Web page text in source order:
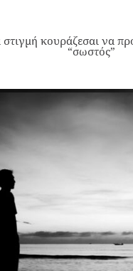
κουράζεσαι να
“σωστός”